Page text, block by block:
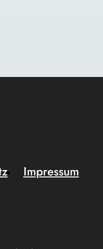
Impressum